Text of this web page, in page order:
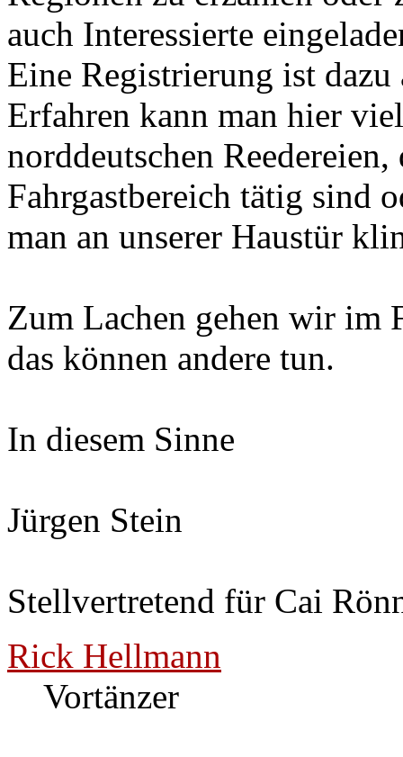
auch Interessierte
Eine Registrierung ist
Erfahren kann man hier
norddeutschen
Fahrgastbereich tätig sind
man an unserer Haustür
Zum Lachen gehen wir im
das können andere tun.
In diesem Sinne
Jürgen Stein
Stellvertretend für Cai
Rick Hellmann
Vortänzer